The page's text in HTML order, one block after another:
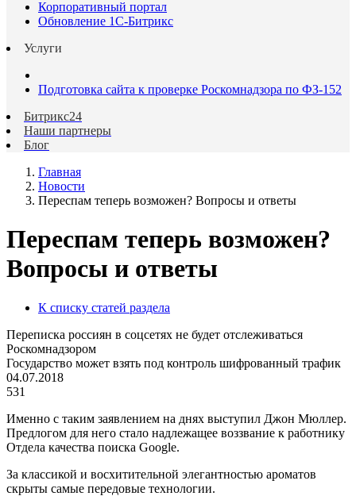
Корпоративный портал
Обновление 1С-Битрикс
Услуги
Подготовка сайта к проверке Роскомнадзора по ФЗ-152
Битрикс24
Наши партнеры
Блог
Главная
Новости
Переспам теперь возможен? Вопросы и ответы
Переспам теперь возможен?
Вопросы и ответы
К списку статей раздела
Переписка россиян в соцсетях не будет отслеживаться
Роскомнадзором
Государство может взять под контроль шифрованный трафик
04.07.2018
531
Именно с таким заявлением на днях выступил Джон Мюллер.
Предлогом для него стало надлежащее воззвание к работнику
Отдела качества поиска Google.
За классикой и восхитительной элегантностью ароматов
скрыты самые передовые технологии.